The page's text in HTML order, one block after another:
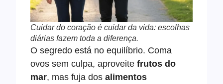
Cuidar do coração é cuidar da vida: escolhas
diárias fazem toda a diferença.
O segredo está no equilíbrio. Coma
ovos sem culpa, aproveite frutos do
mar, mas fuja dos alimentos